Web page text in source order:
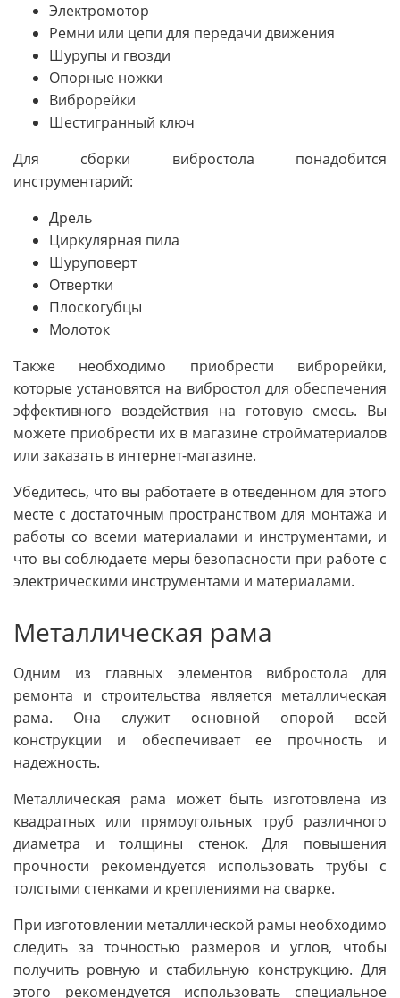
Электромотор
Ремни или цепи для передачи движения
Шурупы и гвозди
Опорные ножки
Виброрейки
Шестигранный ключ
Для сборки вибростола понадобится
инструментарий:
Дрель
Циркулярная пила
Шуруповерт
Отвертки
Плоскогубцы
Молоток
Также необходимо приобрести виброрейки,
которые установятся на вибростол для обеспечения
эффективного воздействия на готовую смесь. Вы
можете приобрести их в магазине стройматериалов
или заказать в интернет-магазине.
Убедитесь, что вы работаете в отведенном для этого
месте с достаточным пространством для монтажа и
работы со всеми материалами и инструментами, и
что вы соблюдаете меры безопасности при работе с
электрическими инструментами и материалами.
Металлическая рама
Одним из главных элементов вибростола для
ремонта и строительства является металлическая
рама. Она служит основной опорой всей
конструкции и обеспечивает ее прочность и
надежность.
Металлическая рама может быть изготовлена из
квадратных или прямоугольных труб различного
диаметра и толщины стенок. Для повышения
прочности рекомендуется использовать трубы с
толстыми стенками и креплениями на сварке.
При изготовлении металлической рамы необходимо
следить за точностью размеров и углов, чтобы
получить ровную и стабильную конструкцию. Для
этого рекомендуется использовать специальное